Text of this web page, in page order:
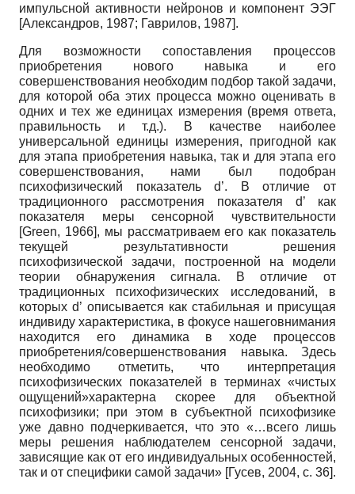
импульсной активности нейронов и компонент ЭЭГ
[Александров, 1987; Гаврилов, 1987].
Для возможности сопоставления процессов
приобретения нового навыка и его
совершенствования необходим подбор такой задачи,
для которой оба этих процесса можно оценивать в
одних и тех же единицах измерения (время ответа,
правильность и т.д.). В качестве наиболее
универсальной единицы измерения, пригодной как
для этапа приобретения навыка, так и для этапа его
совершенствования, нами был подобран
психофизический показатель d’. В отличие от
традиционного рассмотрения показателя d’ как
показателя меры сенсорной чувствительности
[Green, 1966], мы рассматриваем его как показатель
текущей результативности решения
психофизической задачи, построенной на модели
теории обнаружения сигнала. В отличие от
традиционных психофизических исследований, в
которых d’ описывается как стабильная и присущая
индивиду характеристика, в фокусе нашеговнимания
находится его динамика в ходе процессов
приобретения/совершенствования навыка. Здесь
необходимо отметить, что интерпретация
психофизических показателей в терминах «чистых
ощущений»характерна скорее для объектной
психофизики; при этом в субъектной психофизике
уже давно подчеркивается, что это «…всего лишь
меры решения наблюдателем сенсорной задачи,
зависящие как от его индивидуальных особенностей,
так и от специфики самой задачи» [Гусев, 2004, с. 36].